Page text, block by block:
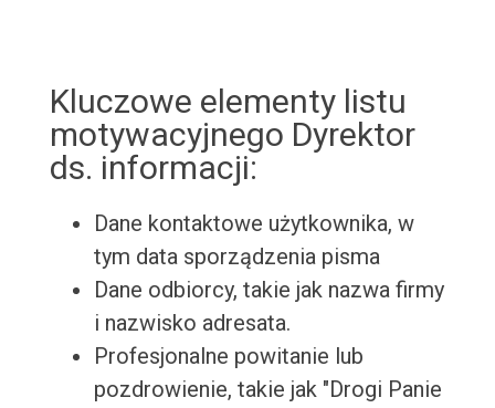
Kluczowe elementy listu
motywacyjnego Dyrektor
ds. informacji:
Dane kontaktowe użytkownika, w
tym data sporządzenia pisma
Dane odbiorcy, takie jak nazwa firmy
i nazwisko adresata.
Profesjonalne powitanie lub
pozdrowienie, takie jak "Drogi Panie